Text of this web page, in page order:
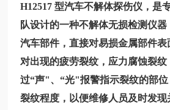
H12517型汽车不解体探伤仪，是
队设计的一种不解体无损检测仪
汽车部件，直接对易损金属部件表
对出现的疲劳裂纹，应力腐蚀裂
过“声"、“光"报警指示裂纹的部
裂纹程度，以便维修人员及时发